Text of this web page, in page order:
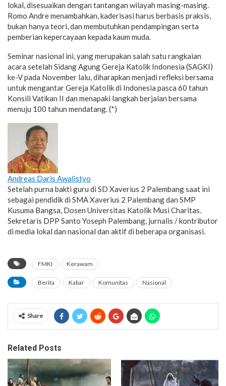
lokal, disesuaikan dengan tantangan wilayah masing-masing.
Romo Andre menambahkan, kaderisasi harus berbasis praksis,
bukan hanya teori, dan membutuhkan pendampingan serta
pemberian kepercayaan kepada kaum muda.
Seminar nasional ini, yang merupakan salah satu rangkaian
acara setelah Sidang Agung Gereja Katolik Indonesia (SAGKI)
ke-V pada November lalu, diharapkan menjadi refleksi bersama
untuk mengantar Gereja Katolik di Indonesia pasca 60 tahun
Konsili Vatikan II dan menapaki langkah berjalan bersama
menuju 100 tahun mendatang. (*)
Andreas Daris Awalistyo
Setelah purna bakti guru di SD Xaverius 2 Palembang saat ini
sebagai pendidik di SMA Xaverius 2 Palembang dan SMP
Kusuma Bangsa, Dosen Universitas Katolik Musi Charitas.
Sekretaris DPP Santo Yoseph Palembang, jurnalis / kontributor
di media lokal dan nasional dan aktif di beberapa organisasi.
FMKI Kerawam
Berita Kabar Komunitas Nasional
Share
Related Posts